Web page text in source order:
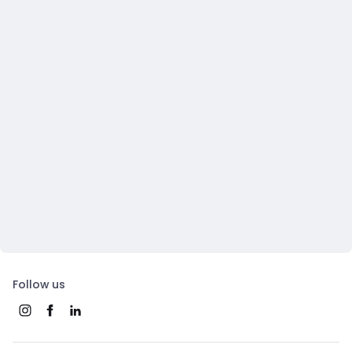
Follow us